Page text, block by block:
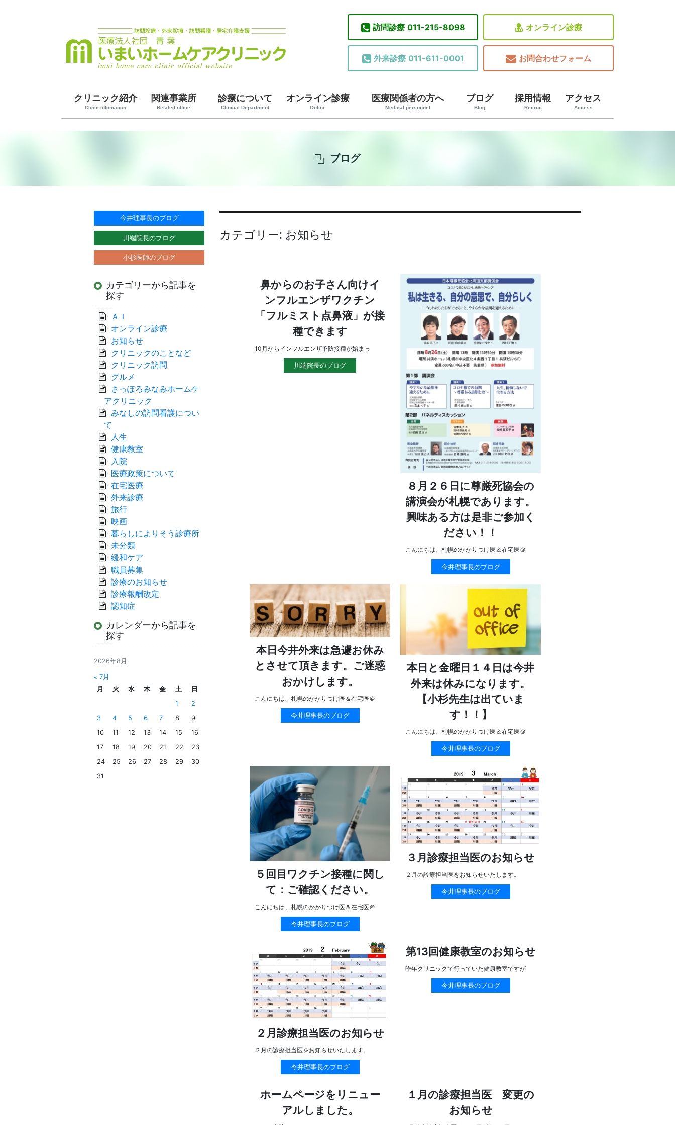
訪問診療 011-215-8098
外来診療 011-611-0001
オンライン診療
お問合わせフォーム
クリニック紹介
Clinic infomation
関連事業所
Related office
診療について
Clinical Department
オンライン診療
Online
医療関係者の方へ
Medical personnel
ブログ
Blog
採用情報
Recruit
アクセス
Access
ブログ
カテゴリー: お知らせ
鼻からのお子さん向けイ
ンフルエンザワクチン
「フルミスト点鼻液」が接
種できます
10月からインフルエンザ予防接種が始まっ
川端院長のブログ
８月２６日に尊厳死協会の
講演会が札幌であります。
興味ある方は是非ご参加く
ださい！！
こんにちは、札幌のかかりつけ医＆在宅医＠
今井理事長のブログ
本日今井外来は急遽お休み
とさせて頂きます。ご迷惑
おかけします。
こんにちは、札幌のかかりつけ医＆在宅医＠
今井理事長のブログ
本日と金曜日１４日は今井
外来は休みになります。
【小杉先生は出ていま
す！！】
こんにちは、札幌のかかりつけ医＆在宅医＠
今井理事長のブログ
５回目ワクチン接種に関し
て：ご確認ください。
こんにちは、札幌のかかりつけ医＆在宅医＠
今井理事長のブログ
３月診療担当医のお知らせ
２月の診療担当医をお知らせいたします。
今井理事長のブログ
２月診療担当医のお知らせ
２月の診療担当医をお知らせいたします。
今井理事長のブログ
第13回健康教室のお知らせ
昨年クリニックで行っていた健康教室ですが
今井理事長のブログ
ホームページをリニュー
アルしました。
１月の診療担当医 変更の
お知らせ
今井理事長のブログ
川端院長のブログ
小杉医師のブログ
カテゴリーから記事を
探す
ＡＩ
オンライン診療
お知らせ
クリニックのことなど
クリニック訪問
グルメ
さっぽろみなみホームケ
アクリニック
みなしの訪問看護につい
て
人生
健康教室
入院
医療政策について
在宅医療
外来診療
旅行
映画
暮らしによりそう診療所
未分類
緩和ケア
職員募集
診療のお知らせ
診療報酬改定
認知症
カレンダーから記事を
探す
2026年8月
« 7月
月
火 水 木 金 土
日
1
2
3
4 5 6 7 8
9
10
11 12 13 14 15
16
17
18 19 20 21 22
23
24
25 26 27 28 29
30
31